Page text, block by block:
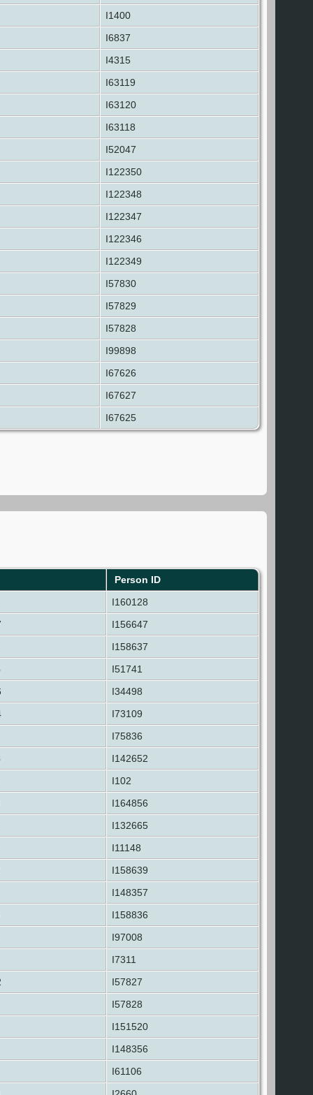
I1400
I6837
I4315
I63119
I63120
I63118
I52047
I122350
I122348
I122347
I122346
I122349
I57830
I57829
I57828
I99898
I67626
I67627
I67625
Person ID
I160128
I156647
I158637
I51741
I34498
I73109
I75836
I142652
I102
I164856
I132665
I11148
I158639
I148357
I158836
I97008
I7311
I57827
I57828
I151520
I148356
I61106